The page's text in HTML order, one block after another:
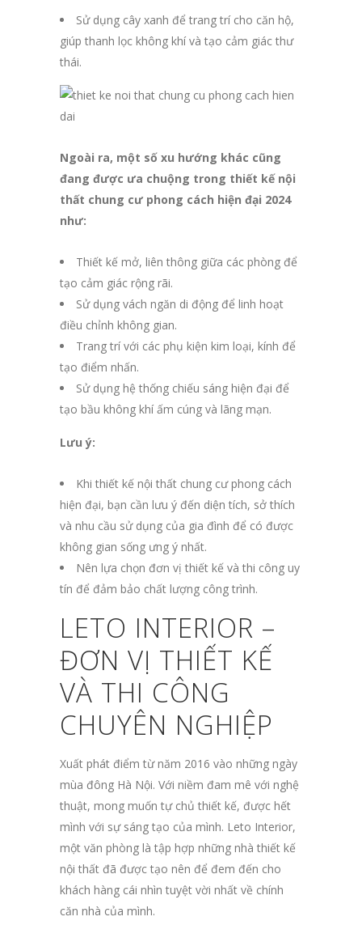
Sử dụng cây xanh để trang trí cho căn hộ,
giúp thanh lọc không khí và tạo cảm giác thư
thái.
Ngoài ra, một số xu hướng khác cũng
đang được ưa chuộng trong thiết kế nội
thất chung cư phong cách hiện đại 2024
như:
Thiết kế mở, liên thông giữa các phòng để
tạo cảm giác rộng rãi.
Sử dụng vách ngăn di động để linh hoạt
điều chỉnh không gian.
Trang trí với các phụ kiện kim loại, kính để
tạo điểm nhấn.
Sử dụng hệ thống chiếu sáng hiện đại để
tạo bầu không khí ấm cúng và lãng mạn.
Lưu ý:
Khi thiết kế nội thất chung cư phong cách
hiện đại, bạn cần lưu ý đến diện tích, sở thích
và nhu cầu sử dụng của gia đình để có được
không gian sống ưng ý nhất.
Nên lựa chọn đơn vị thiết kế và thi công uy
tín để đảm bảo chất lượng công trình.
LETO INTERIOR –
ĐƠN VỊ THIẾT KẾ
VÀ THI CÔNG
CHUYÊN NGHIỆP
Xuất phát điểm từ năm 2016 vào những ngày
mùa đông Hà Nội. Với niềm đam mê với nghệ
thuật, mong muốn tự chủ thiết kế, được hết
mình với sự sáng tạo của mình. Leto Interior,
một văn phòng là tập hợp những nhà thiết kế
nội thất đã được tạo nên để đem đến cho
khách hàng cái nhìn tuyệt vời nhất về chính
căn nhà của mình.